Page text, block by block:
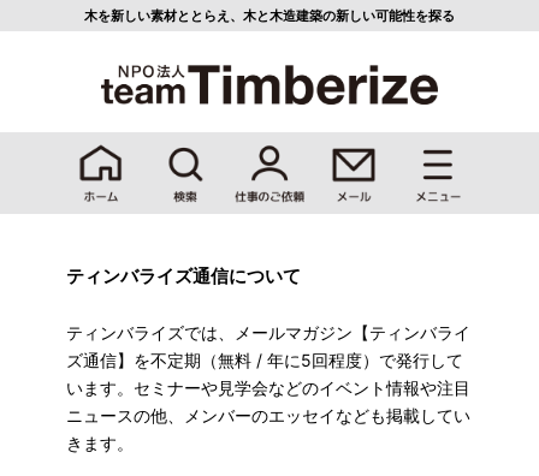
木を新しい素材ととらえ、 木と木造建築の新しい可能性を探る
ティンバライズ通信について
ティンバライズでは、メールマガジン【ティンバライ
ズ通信】を不定期（無料 / 年に5回程度）で発行して
います。セミナーや見学会などのイベント情報や注目
ニュースの他、メンバーのエッセイなども掲載してい
きます。